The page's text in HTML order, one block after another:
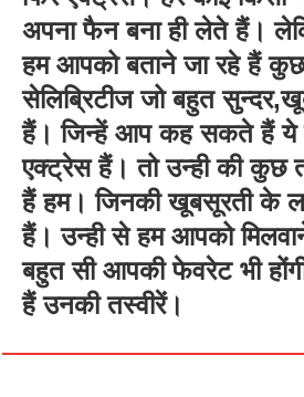
अपना फैन बना ही लेते हैं।
हम आपको बताने जा रहे हैं कुछ
सेलिब्रिटीज जो बहुत
हैं। जिन्हें आप कह सकते हैं ये
एक्ट्रेस हैं। तो उन्ही की कुछ
हैं हम। जिनकी खूबसूरती के
हैं। उन्ही से हम आपको
बहुत सी आपकी फेवरेट भी
हैं उनकी तस्वीरें।